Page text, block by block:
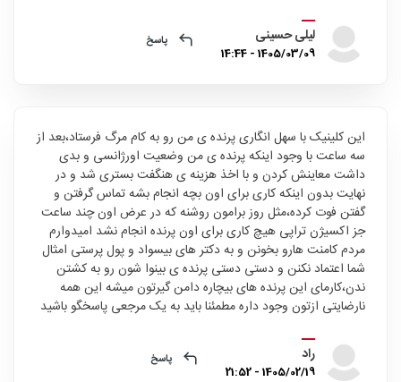
لیلی حسینی
1405/03/09 - 14:44
پاسخ
این کلینیک با سهل انگاری پرنده ی من رو به کام مرگ فرستاد،بعد از
سه ساعت با وجود اینکه پرنده ی من وضعیت اورژانسی و بدی
داشت معاینش کردن و با اخذ هزینه ی هنگفت بستری شد و در
نهایت بدون اینکه کاری برای اون بچه انجام بشه تماس گرفتن و
گفتن فوت کرده،مثل روز برامون روشنه که در عرض اون چند ساعت
جز اکسیژن تراپی هیچ کاری برای اون پرنده انجام نشد امیدوارم
مردم کامنت هارو بخونن و به دکتر های بیسواد و پول پرستی امثال
شما اعتماد نکنن و دستی دستی پرنده ی بینوا شون رو به کشتن
ندن،کارمای این پرنده های بیچاره دامن گیرتون میشه این همه
نارضایتی ازتون وجود داره مطمئنا باید به یک مرجعی پاسخگو باشید
راد
1405/02/19 - 21:52
پاسخ